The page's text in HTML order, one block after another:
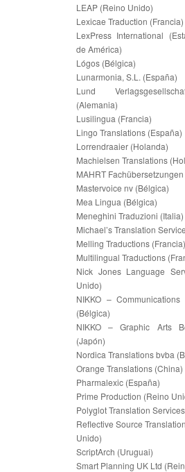
LEAP (Reino Unido)
Lexicae Traduction (Francia)
LexPress International
de América)
Lógos (Bélgica)
Lunarmonia, S.L. (España)
Lund
(Alemania)
Lusilingua (Francia)
Lingo Translations (España)
Lorrendraaier (Holanda)
Machielsen Translations
MAHRT
Mastervoice nv (Bélgica)
Mea Lingua (Bélgica)
Meneghini Traduzioni (Italia)
Michael’s Translation
Melling Traductions (Francia)
Multilingual Traductions
Nick Jones Language
Unido)
NIKKO –
(Bélgica)
NIKKO – Graphic Arts
(Japón)
Nordica Translations bvba
Orange Translations (China)
Pharmalexic (España)
Prime Production (Reino
Polyglot Translation
Reflective Source
Unido)
ScriptArch (Uruguai)
Smart Planning UK Ltd